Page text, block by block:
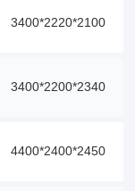
3400*2220*2100
3400*2200*2340
4400*2400*2450